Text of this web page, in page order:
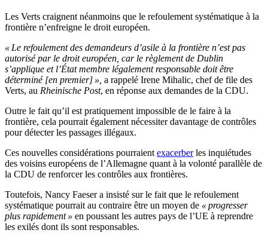
Les Verts craignent néanmoins que le refoulement systématique à la
frontière n’enfreigne le droit européen.
« Le refoulement des demandeurs d’asile à la frontière n’est pas
autorisé par le droit européen, car le règlement de Dublin
s’applique et l’État membre légalement responsable doit être
déterminé [en premier] », a rappelé Irene Mihalic, chef de file des
Verts, au Rheinische Post, en réponse aux demandes de la CDU.
Outre le fait qu’il est pratiquement impossible de le faire à la
frontière, cela pourrait également nécessiter davantage de contrôles
pour détecter les passages illégaux.
Ces nouvelles considérations pourraient exacerberles inquiétudes
des voisins européens de l’Allemagne quant à la volonté parallèle de
la CDU de renforcer les contrôles aux frontières.
Toutefois, Nancy Faeser a insisté sur le fait que le refoulement
systématique pourrait au contraire être un moyen de « progresser
plus rapidement » en poussant les autres pays de l’UE à reprendre
les exilés dont ils sont responsables.